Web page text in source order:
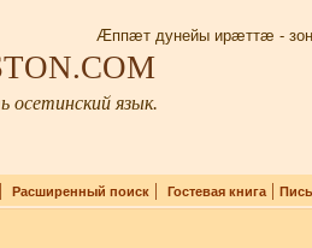
Æппæт дунейы ирæттæ -
осетинский язык.
Расширенный поиск| Гостевая книга|